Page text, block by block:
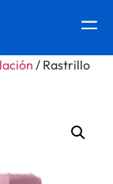
/ Rastrillo